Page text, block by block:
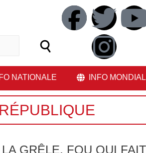
NATIONALE INFO
GRÊLE, FOU QUI